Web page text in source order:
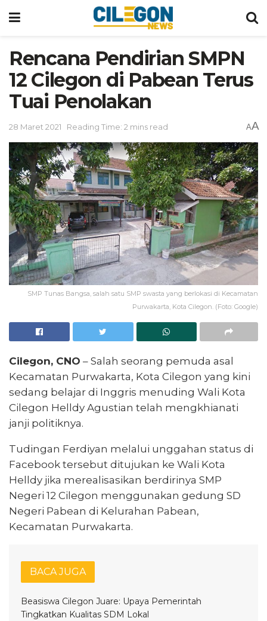
Rencana Pendirian SMPN
12 Cilegon di Pabean Terus
Tuai Penolakan
28 Maret 2021 Reading Time: 2 mins read AA
SMP Tunas Bangsa, salah satu SMP swasta yang berlokasi di Kecamatan
Purwakarta, Kota Cilegon. (Foto: Google)
Cilegon, CNO – Salah seorang pemuda asal
Kecamatan Purwakarta, Kota Cilegon yang kini
sedang belajar di Inggris menuding Wali Kota
Cilegon Helldy Agustian telah mengkhianati
janji politiknya.
Tudingan Ferdiyan melalui unggahan status di
Facebook tersebut ditujukan ke Wali Kota
Helldy jika merealisasikan berdirinya SMP
Negeri 12 Cilegon menggunakan gedung SD
Negeri Pabean di Kelurahan Pabean,
Kecamatan Purwakarta.
BACA JUGA
Beasiswa Cilegon Juare: Upaya Pemerintah
Tingkatkan Kualitas SDM Lokal